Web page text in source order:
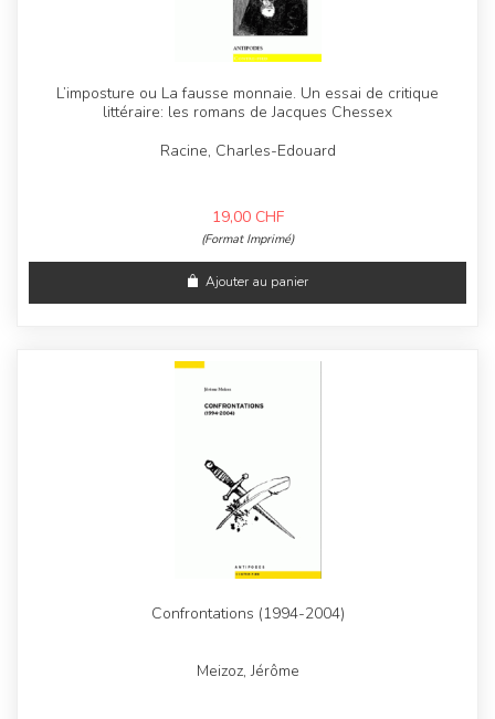
L’imposture ou La fausse monnaie. Un essai de critique
littéraire: les romans de Jacques Chessex
Racine, Charles-Edouard
19,00 CHF
(Format Imprimé)
Ajouter au panier
Confrontations (1994-2004)
Meizoz, Jérôme